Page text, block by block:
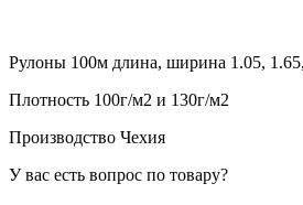
Рулоны 100м длина, ширина 1.05,
Плотность 100г/м2 и 130г/м2
Производство Чехия
У вас есть вопрос по товару?